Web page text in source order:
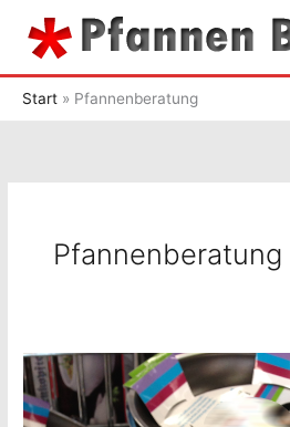
Inhalt
Start Pfannenberatung
Pfannenberatung